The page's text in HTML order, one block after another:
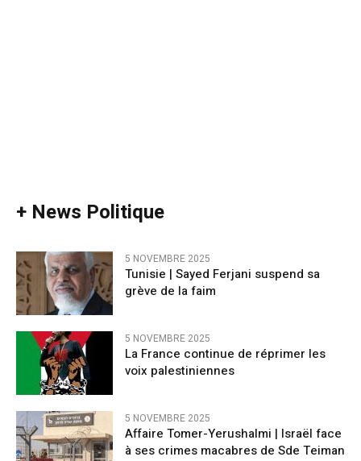
+ News Politique
5 NOVEMBRE 2025
Tunisie | Sayed Ferjani suspend sa
grève de la faim
5 NOVEMBRE 2025
La France continue de réprimer les
voix palestiniennes
5 NOVEMBRE 2025
Affaire Tomer-Yerushalmi | Israël face
à ses crimes macabres de Sde Teiman